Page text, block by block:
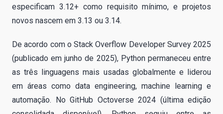
especificam 3.12+ como requisito mínimo, e projetos
novos nascem em 3.13 ou 3.14.
De acordo com o Stack Overflow Developer Survey 2025
(publicado em junho de 2025), Python permaneceu entre
as três linguagens mais usadas globalmente e liderou
em áreas como data engineering, machine learning e
automação. No GitHub Octoverse 2024 (última edição